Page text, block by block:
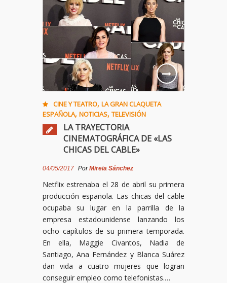
CINE Y TEATRO, LA GRAN CLAQUETA
ESPAÑOLA, NOTICIAS, TELEVISIÓN
LA TRAYECTORIA
CINEMATOGRÁFICA DE «LAS
CHICAS DEL CABLE»
04/05/2017 PorMireia Sánchez
Netflix estrenaba el 28 de abril su primera
producción española. Las chicas del cable
ocupaba su lugar en la parrilla de la
empresa estadounidense lanzando los
ocho capítulos de su primera temporada.
En ella, Maggie Civantos, Nadia de
Santiago, Ana Fernández y Blanca Suárez
dan vida a cuatro mujeres que logran
conseguir empleo como telefonistas.…